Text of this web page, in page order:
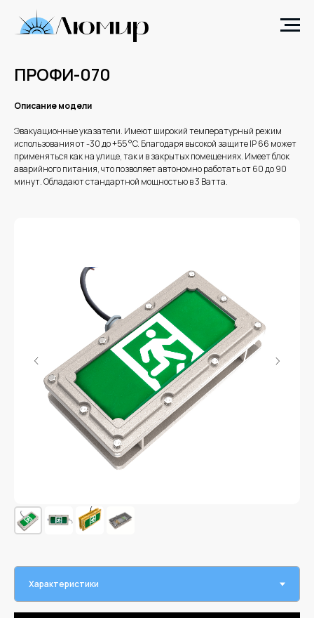
ПРОФИ-070
Описание модели
Эвакуационные указатели. Имеют широкий температурный режим
использования от -30 до +55 °C. Благодаря высокой защите IP 66 может
применяться как на улице, так и в закрытых помещениях. Имеет блок
аварийного питания, что позволяет автономно работать от 60 до 90
минут. Обладают стандартной мощностью в 3 Ватта.